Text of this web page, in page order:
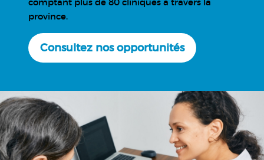
province.
Consultez nos opportunités